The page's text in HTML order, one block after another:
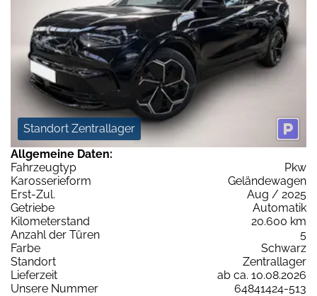
Standort Zentrallager
Allgemeine Daten:
Fahrzeugtyp
Pkw
Karosserieform
Geländewagen
Erst-Zul.
Aug / 2025
Getriebe
Automatik
Kilometerstand
20.600 km
Anzahl der Türen
5
Farbe
Schwarz
Standort
Zentrallager
Lieferzeit
ab ca. 10.08.2026
Unsere Nummer
64841424-513